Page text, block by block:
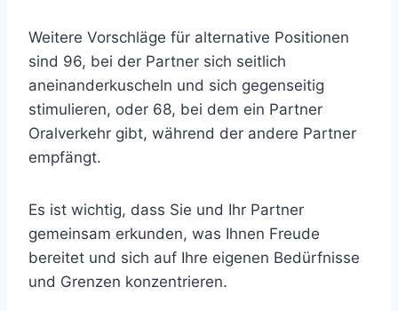
Weitere Vorschläge für alternative Positionen
sind 96, bei der Partner sich seitlich
aneinanderkuscheln und sich gegenseitig
stimulieren, oder 68, bei dem ein Partner
Oralverkehr gibt, während der andere Partner
empfängt.
Es ist wichtig, dass Sie und Ihr Partner
gemeinsam erkunden, was Ihnen Freude
bereitet und sich auf Ihre eigenen Bedürfnisse
und Grenzen konzentrieren.